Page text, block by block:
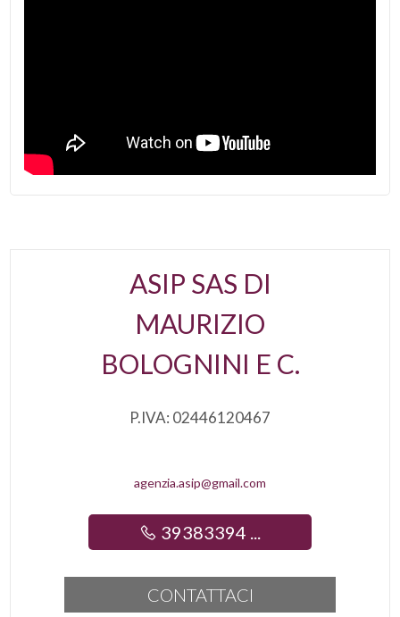
ASIP SAS DI
MAURIZIO
BOLOGNINI E C.
P.IVA: 02446120467
agenzia.asip@gmail.com
39383394 ...
CONTATTACI